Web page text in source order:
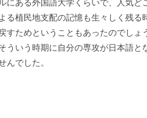
植民地支配の記憶も生々しく残る
ためということもあったのでしょ
いう時期に自分の専攻が日本語と
でした。